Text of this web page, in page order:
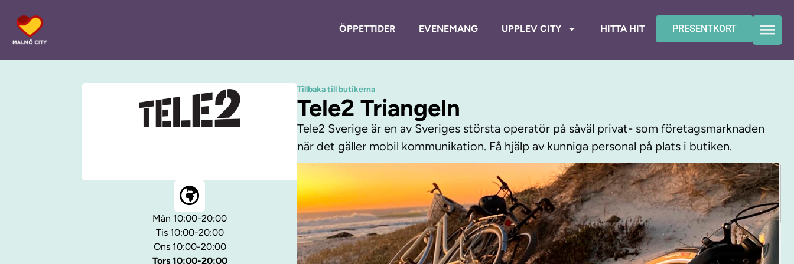
PRESENTKORT
ÖPPETTIDER EVENEMANG UPPLEV CITY HITTA HIT
Tillbaka till butikerna
Tele2 Triangeln
Tele2 Sverige är en av Sveriges största operatör på såväl privat- som företagsmarknaden
när det gäller mobil kommunikation. Få hjälp av kunniga personal på plats i butiken.
Mån 10:00-20:00
Tis 10:00-20:00
Ons 10:00-20:00
Tors 10:00-20:00